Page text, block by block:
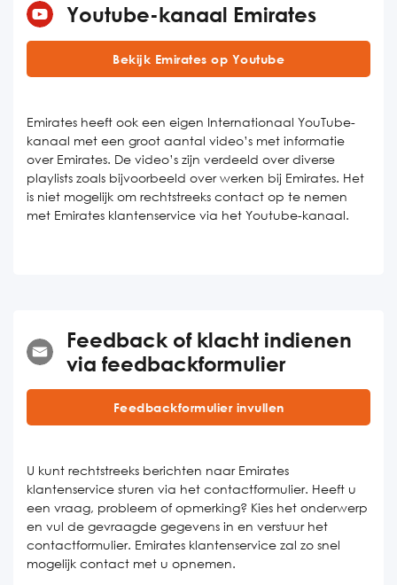
Youtube-kanaal Emirates
Bekijk Emirates op Youtube
Emirates heeft ook een eigen Internationaal YouTube-
kanaal met een groot aantal video’s met informatie
over Emirates. De video’s zijn verdeeld over diverse
playlists zoals bijvoorbeeld over werken bij Emirates. Het
is niet mogelijk om rechtstreeks contact op te nemen
met Emirates klantenservice via het Youtube-kanaal.
Feedback of klacht indienen
via feedbackformulier
Feedbackformulier invullen
U kunt rechtstreeks berichten naar Emirates
klantenservice sturen via het contactformulier. Heeft u
een vraag, probleem of opmerking? Kies het onderwerp
en vul de gevraagde gegevens in en verstuur het
contactformulier. Emirates klantenservice zal zo snel
mogelijk contact met u opnemen.